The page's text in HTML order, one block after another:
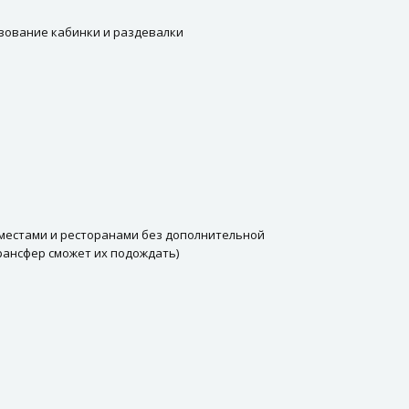
кабинки и раздевалки
и ресторанами без дополнительной
сможет их подождать)